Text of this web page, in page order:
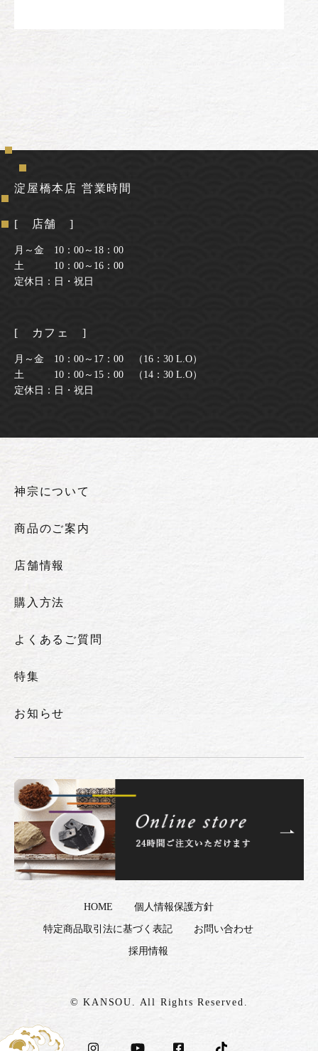
淀屋橋本店 営業時間
[ 店舗 ]
月～金 10：00～18：00
土 10：00～16：00
定休日：日・祝日
[ カフェ ]
月～金 10：00～17：00 （16：30 L.O）
土 10：00～15：00 （14：30 L.O）
定休日：日・祝日
神宗について
商品のご案内
店舗情報
購入方法
よくあるご質問
特集
お知らせ
HOME 個人情報保護方針
特定商品取引法に基づく表記 お問い合わせ
採用情報
© KANSOU. All Rights Reserved.